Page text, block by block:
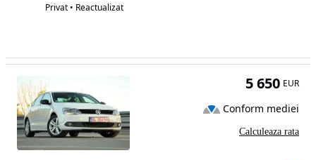
Privat • Reactualizat
5 650 EUR
Conform mediei
Calculeaza rata